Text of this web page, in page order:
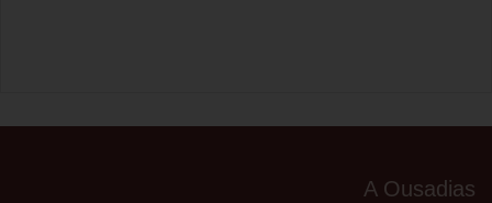
A Ousadias